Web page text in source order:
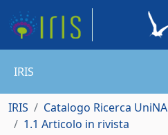
IRIS
IRIS Catalogo Ricerca UniNA
1.1 Articolo in rivista